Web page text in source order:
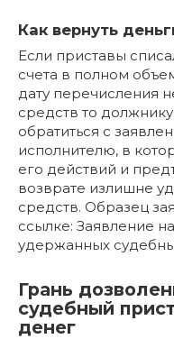
Как вернуть
Если приставы
счета в полном
дату перечисления
средств то
обратиться с
исполнителю, в
его действий и
возврате излишне
средств. Образец
ссылке: Заявление
удержанных
Грань
судебный
денег